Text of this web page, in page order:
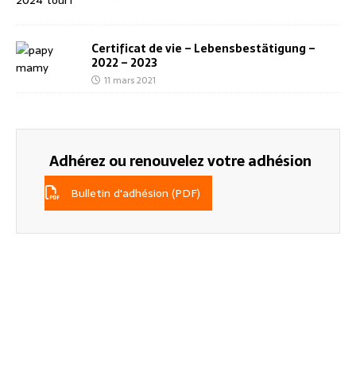
Certificat de vie – Lebensbestätigung –
2022 – 2023
11 mars 2021
Adhérez ou renouvelez votre adhésion
Bulletin d'adhésion (PDF)